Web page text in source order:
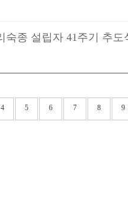
숙종 설립자 41주기 추도
4 5 6 7 8 9